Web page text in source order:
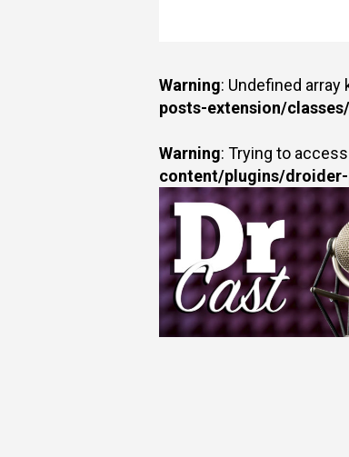
Warning: Undefined
posts-extension/
Warning: Trying to
content/plugins/